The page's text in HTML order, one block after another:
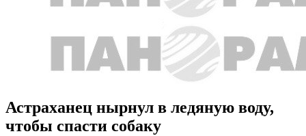
Астраханец нырнул в ледяную воду,
чтобы спасти собаку